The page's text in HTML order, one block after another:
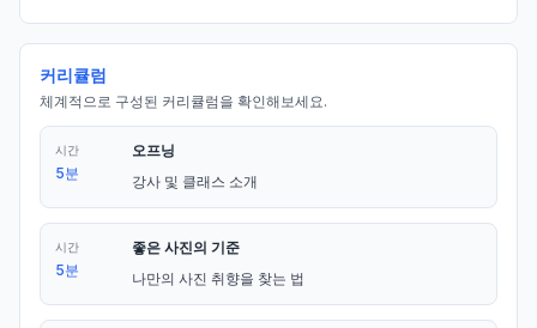
커리큘럼
체계적으로 구성된 커리큘럼을 확인해보세요.
시간
5분
오프닝
강사 및 클래스 소개
시간
5분
좋은 사진의 기준
나만의 사진 취향을 찾는 법